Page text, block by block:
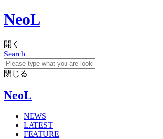
NeoL
開く
Search
閉じる
NeoL
NEWS
LATEST
FEATURE